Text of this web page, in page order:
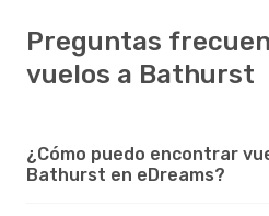
Preguntas
vuelos a Bathurst
¿Cómo puedo encontrar
Bathurst en eDreams?